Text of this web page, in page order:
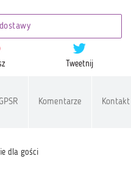
Tweetnij
Komentarze Kontakt
dla gości